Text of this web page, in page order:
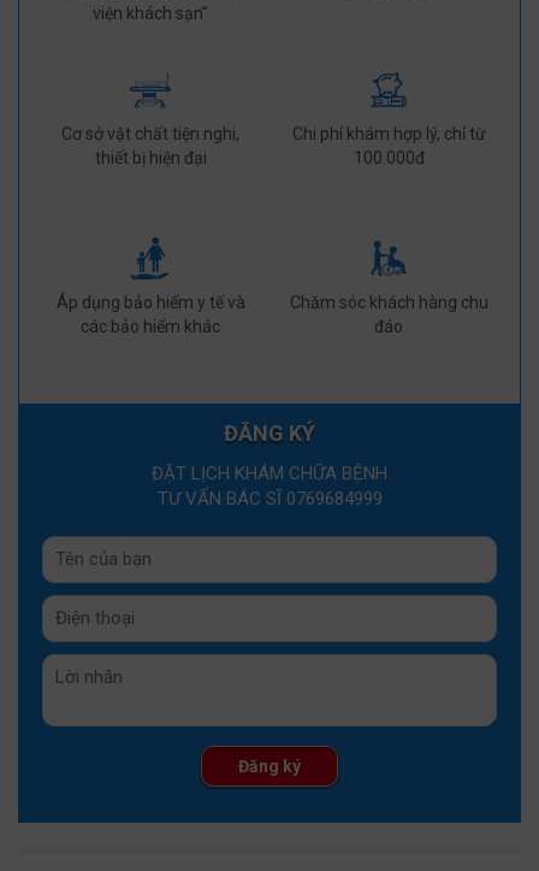
viện khách sạn”
Cơ sở vật chất tiện nghi,
thiết bị hiện đại
Chi phí khám hợp lý, chỉ từ
100.000đ
Áp dụng bảo hiểm y tế và
các bảo hiểm khác
Chăm sóc khách hàng chu
đáo
ĐĂNG KÝ
ĐẶT LỊCH KHÁM CHỮA BỆNH
TƯ VẤN BÁC SĨ 0769684999